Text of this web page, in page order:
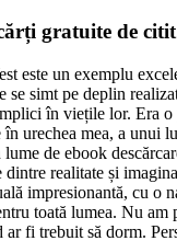
gratuite de citit
este un exemplu
se simt pe deplin
în viețile lor. Era o
în urechea mea, a unui
de ebook
realitate și
impresionantă, cu o
toată lumea. Nu am
ar fi trebuit să dorm.